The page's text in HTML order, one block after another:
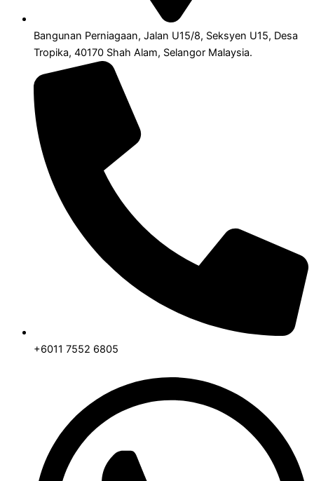
Bangunan Perniagaan, Jalan U15/8, Seksyen U15, Desa
Tropika, 40170 Shah Alam, Selangor Malaysia.
+6011 7552 6805